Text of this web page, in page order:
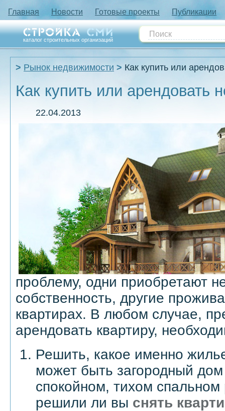
Главная Новости Готовые проекты Публикации
каталог строительных организаций
Рынок недвижимости Как купить или
Как купить или арендовать
22.04.2013
проблему, одни приобретают
собственность, другие
квартирах. В любом случае,
арендовать квартиру,
Решить, какое именно
может быть загородный
спокойном, тихом
решили ли вы снять